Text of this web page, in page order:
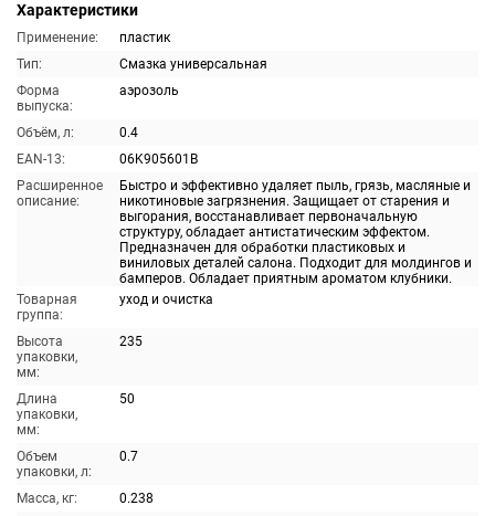
Характеристики
Применение:
пластик
Тип:
Смазка универсальная
Форма
выпуска:
аэрозоль
Объём, л:
0.4
EAN-13:
06K905601B
Расширенное
описание:
Быстро и эффективно удаляет пыль, грязь, масляные и
никотиновые загрязнения. Защищает от старения и
выгорания, восстанавливает первоначальную
структуру, обладает антистатическим эффектом.
Предназначен для обработки пластиковых и
виниловых деталей салона. Подходит для молдингов и
бамперов. Обладает приятным ароматом клубники.
Товарная
группа:
уход и очистка
Высота
упаковки,
мм:
235
Длина
упаковки,
мм:
50
Объем
упаковки, л:
0.7
Масса, кг:
0.238